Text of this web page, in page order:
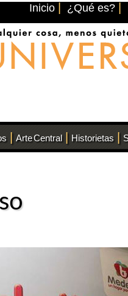
Inicio ¿Qué es?
| Arte Central | Historietas |